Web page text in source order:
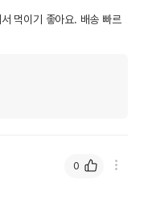
먹이기 좋아요. 배송 빠르
0